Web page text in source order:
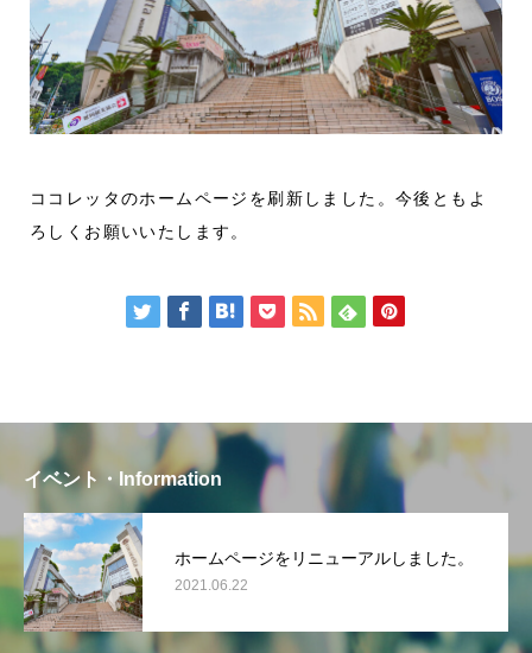
ココレッタのホームページを刷新しました。今後ともよ
ろしくお願いいたします。
イベント・Information
ホームページをリニューアルしました。
2021.06.22